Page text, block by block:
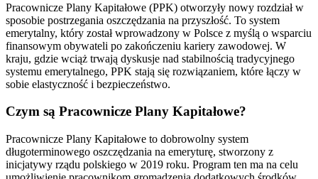
Pracownicze Plany Kapitałowe (PPK) otworzyły nowy rozdział w
sposobie postrzegania oszczędzania na przyszłość. To system
emerytalny, który został wprowadzony w Polsce z myślą o wsparciu
finansowym obywateli po zakończeniu kariery zawodowej. W
kraju, gdzie wciąż trwają dyskusje nad stabilnością tradycyjnego
systemu emerytalnego, PPK stają się rozwiązaniem, które łączy w
sobie elastyczność i bezpieczeństwo.
Czym są Pracownicze Plany Kapitałowe?
Pracownicze Plany Kapitałowe to dobrowolny system
długoterminowego oszczędzania na emeryturę, stworzony z
inicjatywy rządu polskiego w 2019 roku. Program ten ma na celu